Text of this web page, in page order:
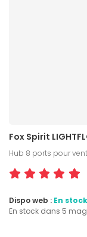
Fox Spirit
Hub 8 ports pour
Dispo web : En stock
En stock dans 5